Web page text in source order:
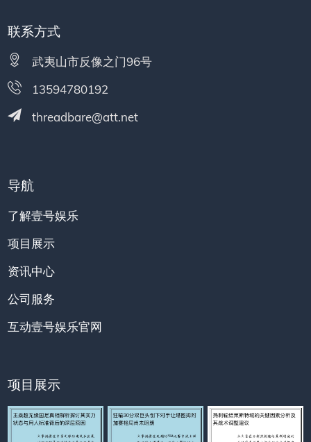
联系方式
武夷山市反像之门96号
13594780192
threadbare@att.net
导航
了解壹号娱乐
项目展示
资讯中心
公司服务
互动壹号娱乐官网
项目展示